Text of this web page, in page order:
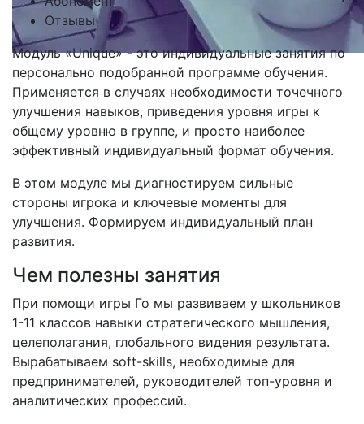
Отзывы
Модуль «Unique» - это индивидуальные занятия по
персонально подобранной программе обучения.
Применяется в случаях необходимости точечного
улучшения навыков, приведения уровня игры к
общему уровню в группе, и просто наиболее
эффективный индивидуальный формат обучения.
В этом модуле мы диагностируем сильные
стороны игрока и ключевые моменты для
улучшения. Формируем индивидуальный план
развития.
Чем полезны занятия
При помощи игры Го мы развиваем у школьников
1-11 классов навыки стратегического мышления,
целеполагания, глобального видения результата.
Вырабатываем soft-skills, необходимые для
предпринимателей, руководителей топ-уровня и
аналитических профессий.